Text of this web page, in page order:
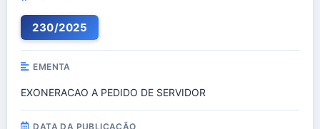
230/2025
EMENTA
EXONERACAO A PEDIDO DE SERVIDOR
DATA DA PUBLICAÇÃO